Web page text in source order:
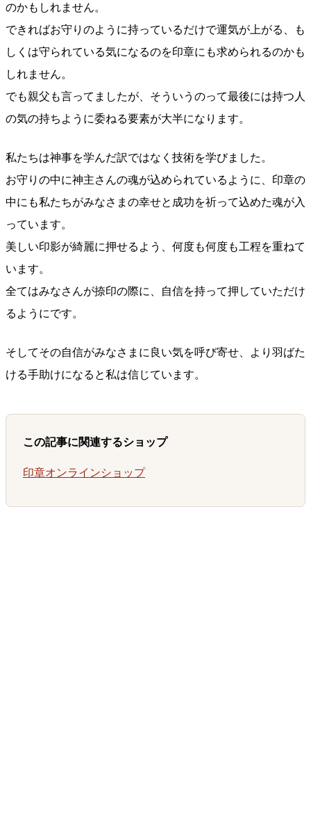
のかもしれません。
できればお守りのように持っているだけで運気が上がる、も
しくは守られている気になるのを印章にも求められるのかも
しれません。
でも親父も言ってましたが、そういうのって最後には持つ人
の気の持ちように委ねる要素が大半になります。
私たちは神事を学んだ訳ではなく技術を学びました。
お守りの中に神主さんの魂が込められているように、印章の
中にも私たちがみなさまの幸せと成功を祈って込めた魂が入
っています。
美しい印影が綺麗に押せるよう、何度も何度も工程を重ねて
います。
全てはみなさんが捺印の際に、自信を持って押していただけ
るようにです。
そしてその自信がみなさまに良い気を呼び寄せ、より羽ばた
ける手助けになると私は信じています。
この記事に関連するショップ
印章オンラインショップ